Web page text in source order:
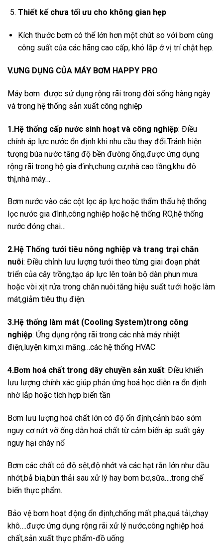
Thiết kế chưa tối ưu cho không gian hẹp
Kích thước bơm có thể lớn hơn một chút so với bơm cùng
công suất của các hãng cao cấp, khó lắp ở vị trí chật hẹp.
V.ƯNG DỤNG CỦA MÁY BƠM HAPPY PRO
Máy bơm được sử dụng rộng rãi trong đời sống hàng ngày
và trong hệ thống sản xuất công nghiệp
1.Hệ thống cấp nước sinh hoạt và công nghiệp: Điều
chỉnh áp lực nước ổn định khi nhu cầu thay đổi.Tránh hiện
tượng búa nước tăng độ bền đường ống,được ứng dụng
rộng rãi trong hộ gia đình,chung cư,nhà cao tầng,khu đô
thị,nhà máy…
Bơm nước vào các cột lọc áp lực hoặc thẩm thấu hệ thống
lọc nước gia đình,công nghiệp hoặc hệ thống RO,hệ thống
nước đóng chai…
2.Hệ Thống tưới tiêu nông nghiệp và trang trại chăn
nuôi: Điều chỉnh lưu lượng tưới theo từng giai đoạn phát
triển của cây trồng,tạo áp lực lên toàn bộ dàn phun mưa
hoặc vòi xịt rửa trong chăn nuôi.tăng hiệu suất tưới hoặc làm
mát,giảm tiêu thụ điện.
3.Hệ thống làm mát (Cooling System)trong công
nghiệp: Ứng dụng rộng rãi trong các nhà máy nhiệt
điện,luyện kim,xi măng…các hệ thống HVAC
4.Bơm hoá chất trong dây chuyền sản xuất: Điều khiển
lưu lượng chính xác giúp phản ứng hoá học diễn ra ổn định
nhờ lắp hoặc tích hợp biến tần
Bơm lưu lượng hoá chất lớn có độ ổn định,cảnh báo sớm
nguy cơ nứt vỡ ống dẫn hoá chất từ cảm biến áp suất gây
nguy hại cháy nổ
Bơm các chất có độ sệt,độ nhớt và các hạt rắn lớn như dầu
nhớt,bả bia,bùn thải sau xử lý hay bơm bơ,sữa….trong chế
biến thực phẩm.
Bảo vệ bơm hoạt động ổn định,chống mất pha,quá tải,chạy
khô….được ứng dụng rộng rãi xử lý nước,công nghiệp hoá
chất,sản xuất thực phẩm-đồ uống